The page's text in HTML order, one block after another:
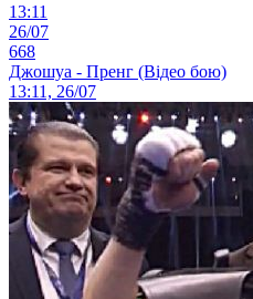
13:11
26/07
668
Джошуа - Пренг (Відео бою)
13:11, 26/07